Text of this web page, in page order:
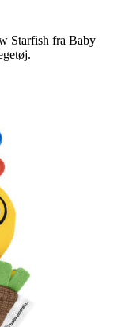
Starfish fra Baby